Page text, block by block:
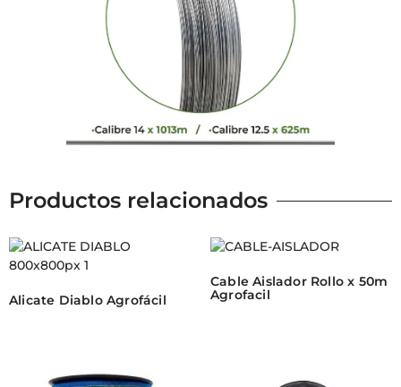
Productos relacionados
Alicate Diablo Agrofácil
Cable Aislador Rollo x 50m
Agrofacil